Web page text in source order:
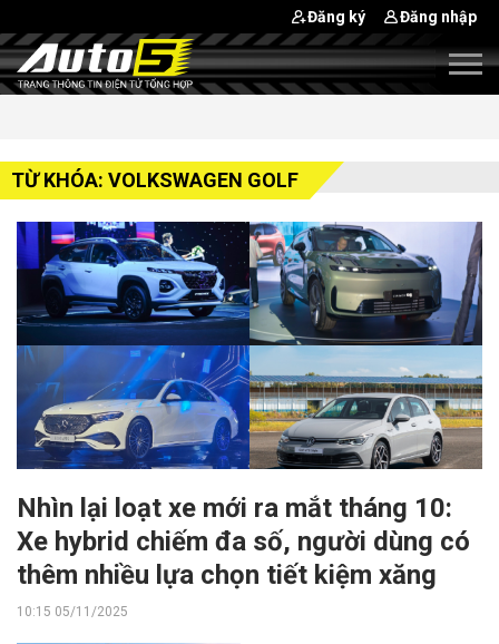
Đăng ký Đăng nhập
TỪ KHÓA: VOLKSWAGEN GOLF
Nhìn lại loạt xe mới ra mắt tháng 10:
Xe hybrid chiếm đa số, người dùng có
thêm nhiều lựa chọn tiết kiệm xăng
10:15 05/11/2025